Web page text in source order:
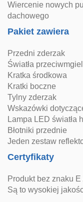
Wiercenie nowych
dachowego
Pakiet zawiera
Przedni zderzak
Światła
Kratka środkowa
Kratki boczne
Tylny zderzak
Wskazówki
Lampa LED światła
Błotniki przednie
Jeden zestaw
Certyfikaty
Produkt bez znaku E
Są to wysokiej